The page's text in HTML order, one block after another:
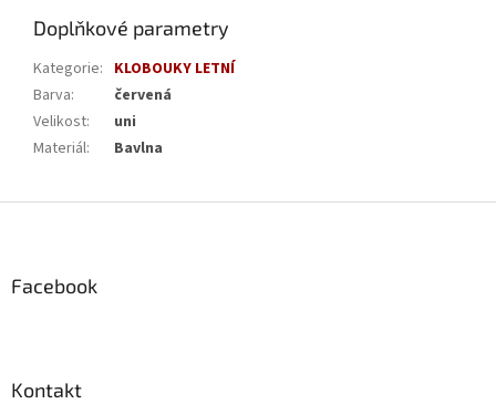
Doplňkové parametry
Kategorie: KLOBOUKY LETNÍ
Barva:
červená
Velikost:
uni
Materiál: Bavlna
Facebook
Kontakt